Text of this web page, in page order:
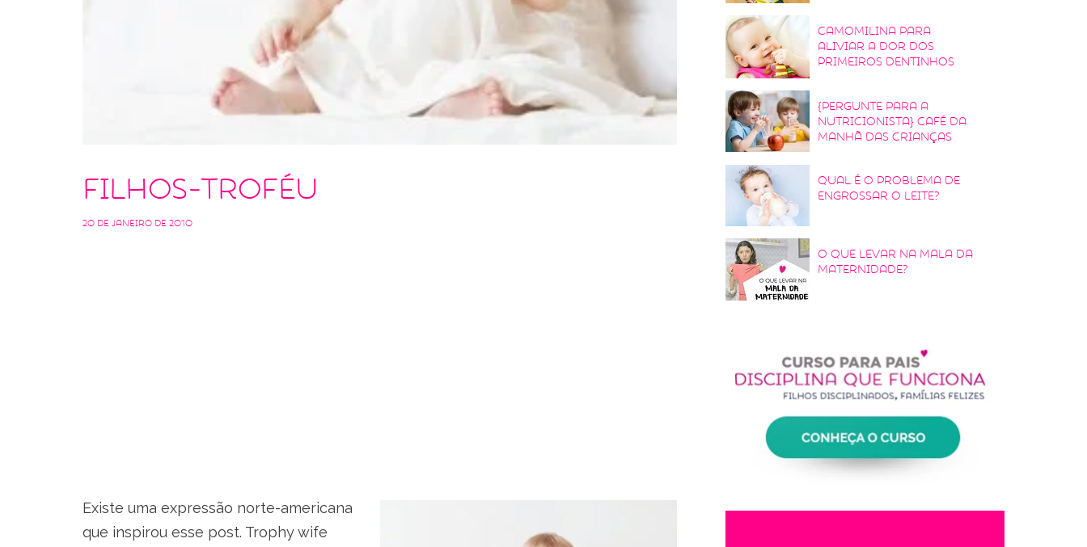
Filhos-troféu
20 de janeiro de 2010
Existe uma expressão norte-americana
que inspirou esse post. Trophy wife
Camomilina para
aliviar a dor dos
primeiros dentinhos
{Pergunte para a
nutricionista} Café da
manhã das crianças
Qual é o problema de
engrossar o leite?
O que levar na mala da
maternidade?